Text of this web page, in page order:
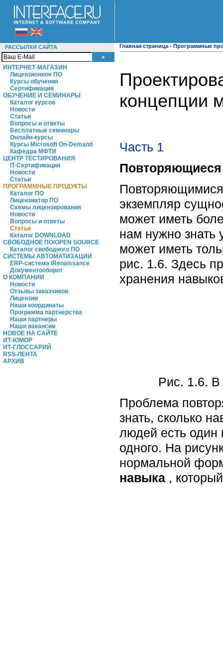
РАССЫЛКИ САЙТА
ИНТЕРНЕТ-МАГАЗИН
Лицензионное ПО
Курсы обучения
Сертификация
ОБУЧЕНИЕ И СЕМИНАРЫ
Каталог курсов
Новости
Статьи
Вопросы и ответы
Бесплатные семинары
Онлайн-курсы
Курсы Microsoft On-Demand
Кафедра МФТИ
ЦЕНТР ТЕСТИРОВАНИЯ
IT-Сертификации
Новости
Статьи
ПРОГРАММНЫЕ ПРОДУКТЫ
Каталог ПО
Лицензиатор ПО
Схемы лицензирования
Новости
Вопросы и ответы
Статьи
Каталог DOWNLOAD
СВОБОДНОЕ ПО/OPEN SOURCE
Каталог свободного ПО
СИСТЕМЫ АВТОМАТИЗАЦИИ
ERP-система iRenaissance
Документооборот
О КОМПАНИИ
Новости
Отзывы заказчиков
Лицензии
Наши координаты
Программа партнерства
Наши партнеры
Наши вакансии
НОВОЕ НА САЙТЕ
ИТ-ЮМОР
ИТ-ГЛОССАРИЙ
RSS-ЛЕНТА
АРХИВ
Главная страница - Программные
концепции
Часть 1
Повторяющимися
экземпляр
может иметь
нам нужно знать
может иметь
рис. 1.6. Здесь
хранения
Рис. 1.6. В
Проблема
знать, сколько
людей есть один
одного. На
нормальной
навыка ,